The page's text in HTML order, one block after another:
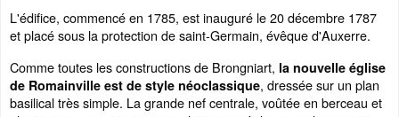
L'édifice, commencé en 1785, est inauguré le 20 décembre 1787
et placé sous la protection de saint-Germain, évêque d'Auxerre.
Comme toutes les constructions de Brongniart, la nouvelle église
de Romainville est de style néoclassique, dressée sur un plan
basilical très simple. La grande nef centrale, voûtée en berceau et